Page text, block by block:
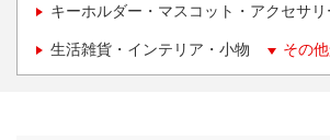
キーホルダー・マスコット・アクセサリ
生活雑貨・インテリア・小物 その